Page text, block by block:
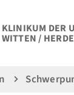
KLINIKUM DER
WITTEN /